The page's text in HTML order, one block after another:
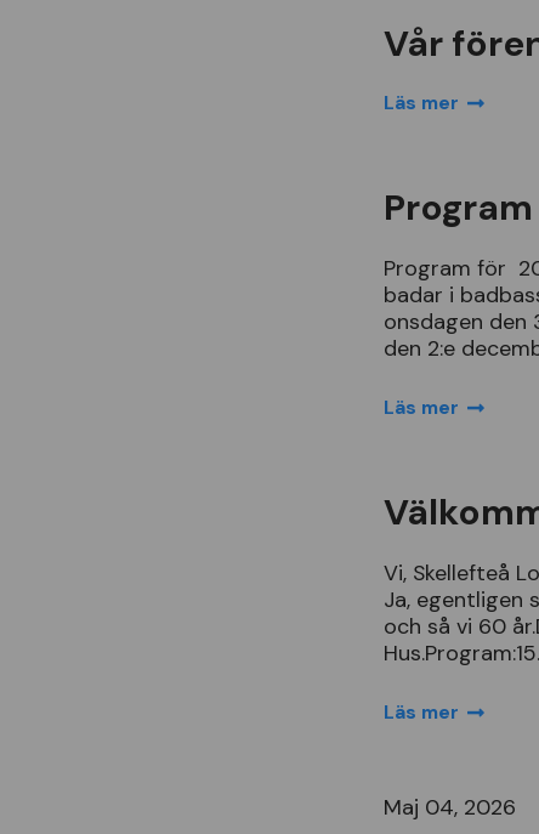
Vår
Läs mer
Program för
badar i
onsdagen den
den 2:e
Läs mer
Vi, Skellefteå
Ja, egentligen s
och såvi 60 år.
Hus.Program:15.
Läs mer
Maj 04, 2026